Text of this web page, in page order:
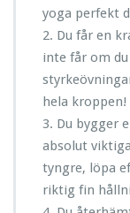
yoga perfekt
2. Du får en
inte får om
hela kroppen!
3. Du bygger
absolut
tyngre, löpa
riktig fin